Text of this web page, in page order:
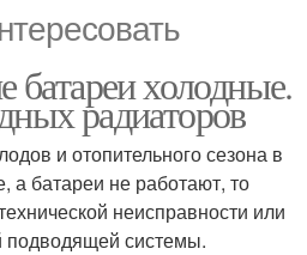
батареи холодные.
радиаторов
и отопительного сезона в
а батареи не работают, то
неисправности или
подводящей системы.